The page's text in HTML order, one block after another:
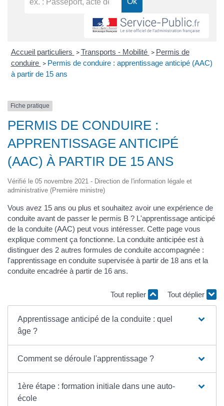
Accueil particuliers > Transports - Mobilité > Permis de
conduire > Permis de conduire : apprentissage anticipé (AAC)
à partir de 15 ans
Fiche pratique
PERMIS DE CONDUIRE :
APPRENTISSAGE ANTICIPÉ
(AAC) À PARTIR DE 15 ANS
Vérifié le 05 novembre 2021 - Direction de l'information légale et
administrative (Première ministre)
Vous avez 15 ans ou plus et souhaitez avoir une expérience de
conduite avant de passer le permis B ? L'apprentissage anticipé
de la conduite (AAC) peut vous intéresser. Cette page vous
explique comment ça fonctionne. La conduite anticipée est à
distinguer des 2 autres formules de conduite accompagnée :
l'apprentissage en conduite supervisée à partir de 18 ans et la
conduite encadrée à partir de 16 ans.
Tout replier Tout déplier
Apprentissage anticipé de la conduite : quel
âge ?
Comment se déroule l'apprentissage ?
1ère étape : formation initiale dans une auto-
école